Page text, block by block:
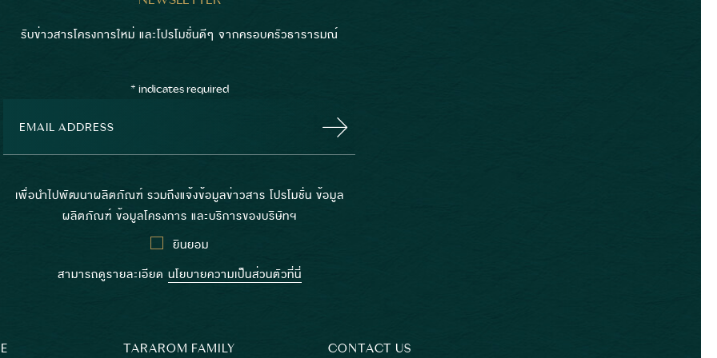
รับข่าวสารโครงการใหม่ และโปรโมชั่นดีๆ จากครอบครัวธารารมณ์
* indicates required
เพื่อนำไปพัฒนาผลิตภัณฑ์ รวมถึงแจ้งข้อมูลข่าวสาร โปรโมชั่น ข้อมูล
ผลิตภัณฑ์ ข้อมูลโครงการ และบริการของบริษัทฯ
ยินยอม
สามารถดูรายละเอียด นโยบายความเป็นส่วนตัวที่นี่
TARAROM FAMILY CONTACT US